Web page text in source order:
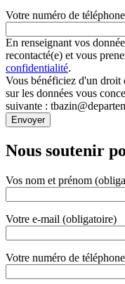
Votre numéro de
En renseignant vos
recontacté(e) et vous
confidentialité.
Vous bénéficiez d'un droit
sur les données vous
suivante :
Nous soutenir
Vos nom et prénom
Votre e-mail (obligatoire)
Votre numéro de